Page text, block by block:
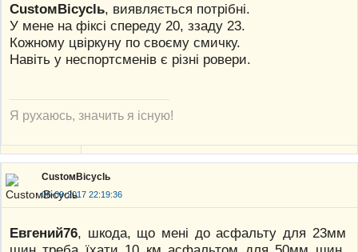
CustoмBicyclь, виявляється потрібні.
У мене на фіксі спереду 20, ззаду 23.
Кожному цвіркуну по своєму смичку.
Навіть у неспортсменів є різні ровери.
Я рухаюсь, значить я існую!
CustoмBicyclь
06-09-2017 22:19:36
Евгений76, шкода, що мені до асфальту для 23мм